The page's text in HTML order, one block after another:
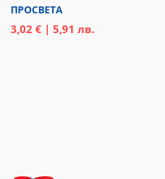
ПРОСВЕТА
3,02 € | 5,91 лв.